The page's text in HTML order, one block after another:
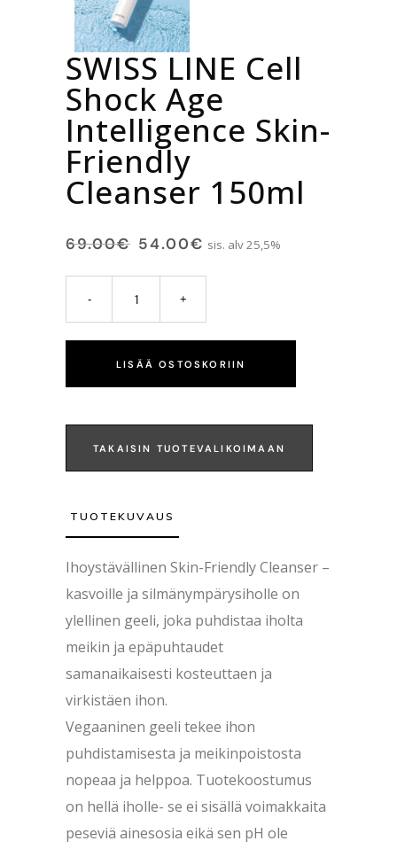
SWISS LINE Cell
Shock Age
Intelligence Skin-
Friendly
Cleanser 150ml
69.00€ 54.00€ sis. alv 25,5%
LISÄÄ OSTOSKORIIN
TAKAISIN TUOTEVALIKOIMAAN
TUOTEKUVAUS
Ihoystävällinen Skin-Friendly Cleanser –
kasvoille ja silmänympärysiholle on
ylellinen geeli, joka puhdistaa iholta
meikin ja epäpuhtaudet
samanaikaisesti kosteuttaen ja
virkistäen ihon.
Vegaaninen geeli tekee ihon
puhdistamisesta ja meikinpoistosta
nopeaa ja helppoa. Tuotekoostumus
on hellä iholle- se ei sisällä voimakkaita
peseviä ainesosia eikä sen pH ole